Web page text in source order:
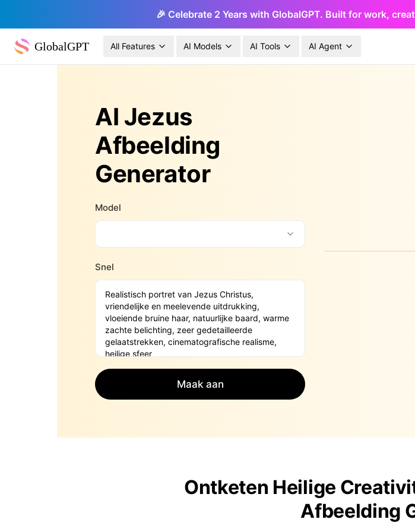
🎉 Celebrate 2 Years with GlobalGPT. Built for work,
GlobalGPT All Features AI Models AI Tools AI Agent
AI Jezus
Afbeelding
Generator
Model
Snel
Maak aan
Ontketen Heilige
Afbeelding